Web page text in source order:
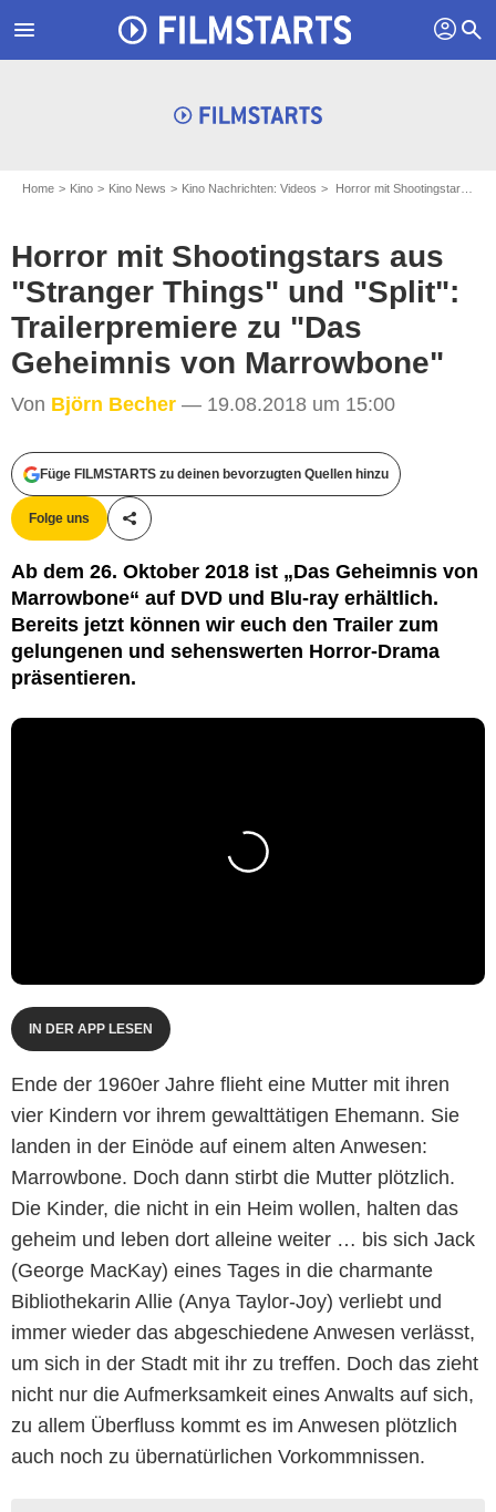
menu profil search
Home Kino Kino News Kino Nachrichten: Videos Horror mit Shootingstars aus "Stranger Things" und "Split": Trailerpremiere zu "Das Geheimnis von Marrowbone"
Horror mit Shootingstars aus
"Stranger Things" und "Split":
Trailerpremiere zu "Das
Geheimnis von Marrowbone"
Von Björn Becher — 19.08.2018 um 15:00
Füge FILMSTARTS zu deinen bevorzugten Quellen hinzu
Folge uns
Teile diesen Artikel
Ab dem 26. Oktober 2018 ist „Das Geheimnis von
Marrowbone“ auf DVD und Blu-ray erhältlich.
Bereits jetzt können wir euch den Trailer zum
gelungenen und sehenswerten Horror-Drama
präsentieren.
IN DER APP LESEN
Ende der 1960er Jahre flieht eine Mutter mit ihren
vier Kindern vor ihrem gewalttätigen Ehemann. Sie
landen in der Einöde auf einem alten Anwesen:
Marrowbone. Doch dann stirbt die Mutter plötzlich.
Die Kinder, die nicht in ein Heim wollen, halten das
geheim und leben dort alleine weiter … bis sich Jack
(George MacKay) eines Tages in die charmante
Bibliothekarin Allie (Anya Taylor-Joy) verliebt und
immer wieder das abgeschiedene Anwesen verlässt,
um sich in der Stadt mit ihr zu treffen. Doch das zieht
nicht nur die Aufmerksamkeit eines Anwalts auf sich,
zu allem Überfluss kommt es im Anwesen plötzlich
auch noch zu übernatürlichen Vorkommnissen.